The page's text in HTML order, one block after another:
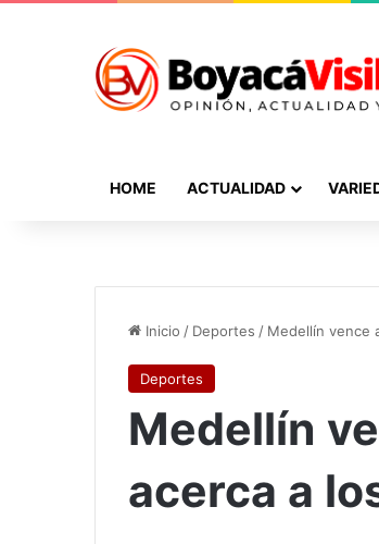
HOME ACTUALIDAD
Inicio / Deportes / Medellín vence
Deportes
Medellín
acerca a